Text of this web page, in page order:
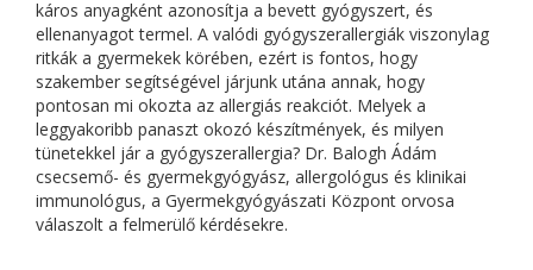
káros anyagként azonosítja a bevett gyógyszert, és
ellenanyagot termel. A valódi gyógyszerallergiák viszonylag
ritkák a gyermekek körében, ezért is fontos, hogy
szakember segítségével járjunk utána annak, hogy
pontosan mi okozta az allergiás reakciót. Melyek a
leggyakoribb panaszt okozó készítmények, és milyen
tünetekkel jár a gyógyszerallergia? Dr. Balogh Ádám
csecsemő- és gyermekgyógyász, allergológus és klinikai
immunológus, a Gyermekgyógyászati Központ orvosa
válaszolt a felmerülő kérdésekre.